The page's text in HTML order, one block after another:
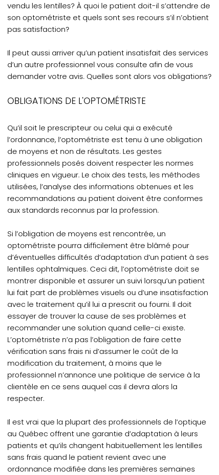
vendu les lentilles? À quoi le patient doit-il s’attendre de
son optométriste et quels sont ses recours s’il n’obtient
pas satisfaction?
Il peut aussi arriver qu’un patient insatisfait des services
d’un autre professionnel vous consulte afin de vous
demander votre avis. Quelles sont alors vos obligations?
OBLIGATIONS DE L'OPTOMÉTRISTE
Qu’il soit le prescripteur ou celui qui a exécuté
l’ordonnance, l’optométriste est tenu à une obligation
de moyens et non de résultats. Les gestes
professionnels posés doivent respecter les normes
cliniques en vigueur. Le choix des tests, les méthodes
utilisées, l’analyse des informations obtenues et les
recommandations au patient doivent être conformes
aux standards reconnus par la profession.
Si l’obligation de moyens est rencontrée, un
optométriste pourra difficilement être blâmé pour
d’éventuelles difficultés d’adaptation d’un patient à ses
lentilles ophtalmiques. Ceci dit, l’optométriste doit se
montrer disponible et assurer un suivi lorsqu’un patient
lui fait part de problèmes visuels ou d’une insatisfaction
avec le traitement qu’il lui a prescrit ou fourni. Il doit
essayer de trouver la cause de ses problèmes et
recommander une solution quand celle-ci existe.
L’optométriste n’a pas l’obligation de faire cette
vérification sans frais ni d’assumer le coût de la
modification du traitement, à moins que le
professionnel n’annonce une politique de service à la
clientèle en ce sens auquel cas il devra alors la
respecter.
Il est vrai que la plupart des professionnels de l’optique
au Québec offrent une garantie d’adaptation à leurs
patients et qu’ils changent habituellement les lentilles
sans frais quand le patient revient avec une
ordonnance modifiée dans les premières semaines